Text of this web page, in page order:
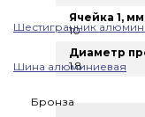
Шестигранник
Шина алюминиевая
Бронза
Ячейка 1, мм
10
Диаметр
1.8